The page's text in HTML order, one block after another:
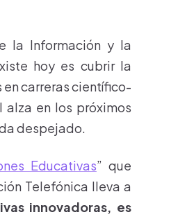
la Información y la
hoy es cubrir la
carreras científico-
en los próximos
despejado.
Educativas” que
Telefónica lleva a
innovadoras, es